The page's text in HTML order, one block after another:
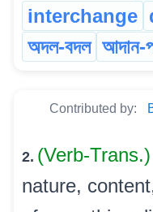
interchange
অদল-বদল আদান-
Contributed by:
2. (Verb-Trans.)
nature,